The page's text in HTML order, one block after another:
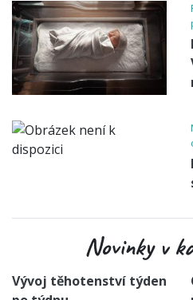
Novinky v
Vývoj těhotenství týden